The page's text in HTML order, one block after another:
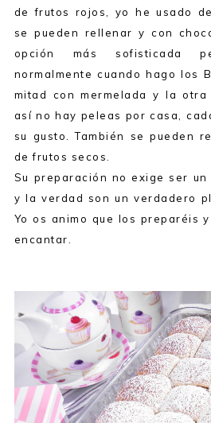
de frutos rojos, yo he usado
se pueden rellenar y con
opción más sofisticada
normalmente cuando hago los
mitad con mermelada y la otra
así no hay peleas por casa,
su gusto. También se pueden
de frutos secos.
Su preparación no exige ser un
y la verdad son un verdadero
Yo os animo que los preparéis
encantar.